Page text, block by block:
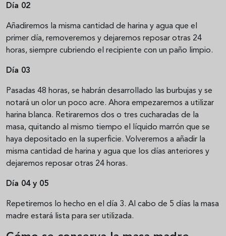
Día 02
Añadiremos la misma cantidad de harina y agua que el
primer día, removeremos y dejaremos reposar otras 24
horas, siempre cubriendo el recipiente con un paño limpio.
Día 03
Pasadas 48 horas, se habrán desarrollado las burbujas y se
notará un olor un poco acre. Ahora empezaremos a utilizar
harina blanca. Retiraremos dos o tres cucharadas de la
masa, quitando al mismo tiempo el líquido marrón que se
haya depositado en la superficie. Volveremos a añadir la
misma cantidad de harina y agua que los días anteriores y
dejaremos reposar otras 24 horas.
Día 04 y 05
Repetiremos lo hecho en el día 3. Al cabo de 5 días la masa
madre estará lista para ser utilizada.